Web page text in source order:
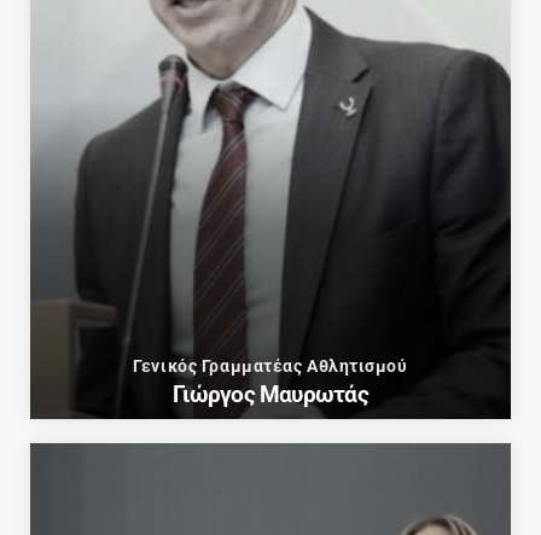
Γενικός Γραμματέας Αθλητισμού
Γιώργος Μαυρωτάς